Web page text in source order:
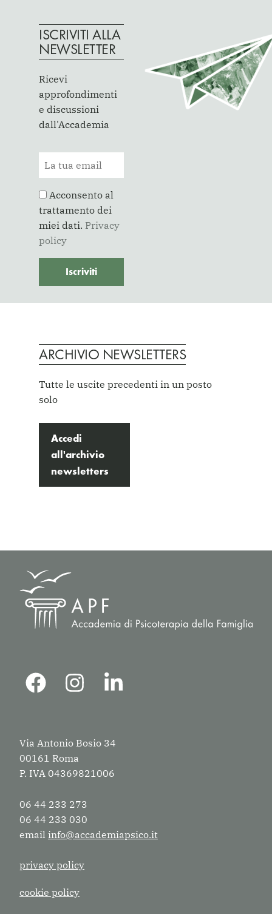
ISCRIVITI ALLA
NEWSLETTER
Ricevi
approfondimenti
e discussioni
dall'Accademia
Acconsento al
trattamento dei
miei dati. Privacy
policy
ARCHIVIO NEWSLETTERS
Tutte le uscite precedenti in un posto
solo
Accedi
all'archivio
newsletters
Via Antonio Bosio 34
00161 Roma
P. IVA 04369821006
06 44 233 273
06 44 233 030
email info@accademiapsico.it
privacy policy
cookie policy